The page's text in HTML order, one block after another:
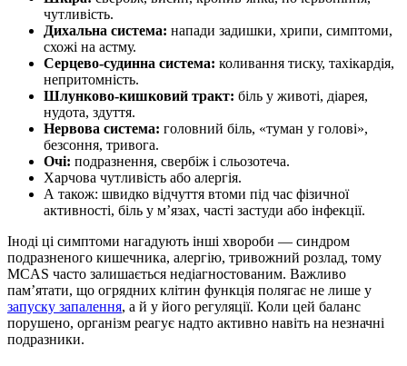
чутливість.
Дихальна система: напади задишки, хрипи, симптоми,
схожі на астму.
Серцево-судинна система: коливання тиску, тахікардія,
непритомність.
Шлунково-кишковий тракт: біль у животі, діарея,
нудота, здуття.
Нервова система: головний біль, «туман у голові»,
безсоння, тривога.
Очі: подразнення, свербіж і сльозотеча.
Харчова чутливість або алергія.
А також: швидко відчуття втоми під час фізичної
активності, біль у мʼязах, часті застуди або інфекції.
Іноді ці симптоми нагадують інші хвороби — синдром
подразненого кишечника, алергію, тривожний розлад, тому
MCAS часто залишається недіагностованим. Важливо
пам’ятати, що огрядних клітин функція полягає не лише у
запуску запалення, а й у його регуляції. Коли цей баланс
порушено, організм реагує надто активно навіть на незначні
подразники.